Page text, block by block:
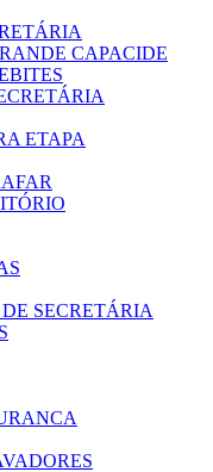
CAPACIDE
ETAPA
SECRETÁRIA